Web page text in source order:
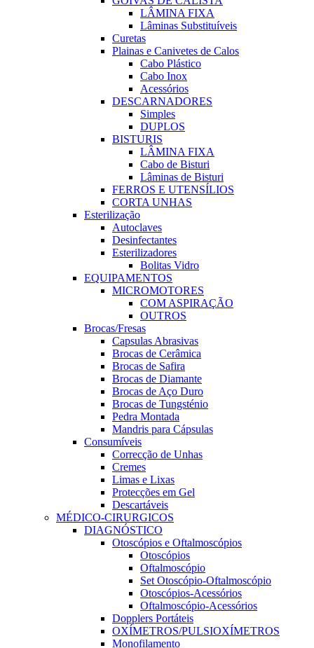
LÂMINA FIXA
Lâminas Substituíveis
Curetas
Plainas e Canivetes de Calos
Cabo Plástico
Cabo Inox
Acessórios
DESCARNADORES
Simples
DUPLOS
BISTURIS
LÂMINA FIXA
Cabo de Bisturi
Lâminas de Bisturi
FERROS E UTENSÍLIOS
CORTA UNHAS
Esterilização
Autoclaves
Desinfectantes
Esterilizadores
Bolitas Vidro
EQUIPAMENTOS
MICROMOTORES
COM ASPIRAÇÃO
OUTROS
Brocas/Fresas
Capsulas Abrasivas
Brocas de Cerâmica
Brocas de Safira
Brocas de Diamante
Brocas de Aço Duro
Brocas de Tungsténio
Pedra Montada
Mandris para Cápsulas
Consumíveis
Correcção de Unhas
Cremes
Limas e Lixas
Protecções em Gel
Descartáveis
MÉDICO-CIRURGICOS
DIAGNÓSTICO
Otoscópios e Oftalmoscópios
Otoscópios
Oftalmoscópio
Set Otoscópio-Oftalmoscópio
Otoscópios-Acessórios
Oftalmoscópio-Acessórios
Dopplers Portáteis
OXÍMETROS/PULSIOXÍMETROS
Monofilamento